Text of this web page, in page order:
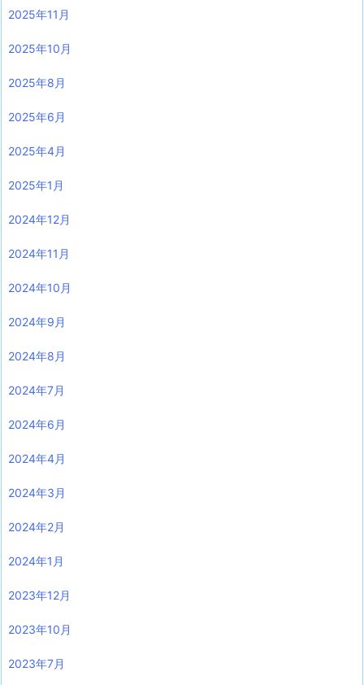
2025年11月
2025年10月
2025年8月
2025年6月
2025年4月
2025年1月
2024年12月
2024年11月
2024年10月
2024年9月
2024年8月
2024年7月
2024年6月
2024年4月
2024年3月
2024年2月
2024年1月
2023年12月
2023年10月
2023年7月